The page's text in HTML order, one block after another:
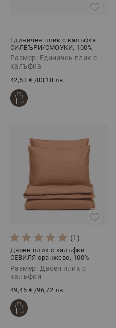
Единичен плик с калъфка
СИЛВЪРИ/СМОУКИ, 100%
Памучен сатен, 2 части
Размер: Единичен плик с
калъфка
42,53 € /83,18 лв.
(1)
Двоен плик с калъфки
СЕВИЛЯ оранжево, 100%
Памучен сатен, 3 части
Размер: Двоен плик с
калъфки
49,45 € /96,72 лв.